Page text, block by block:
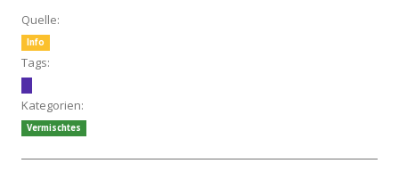
Quelle:
Info
Tags:
Kategorien:
Vermischtes